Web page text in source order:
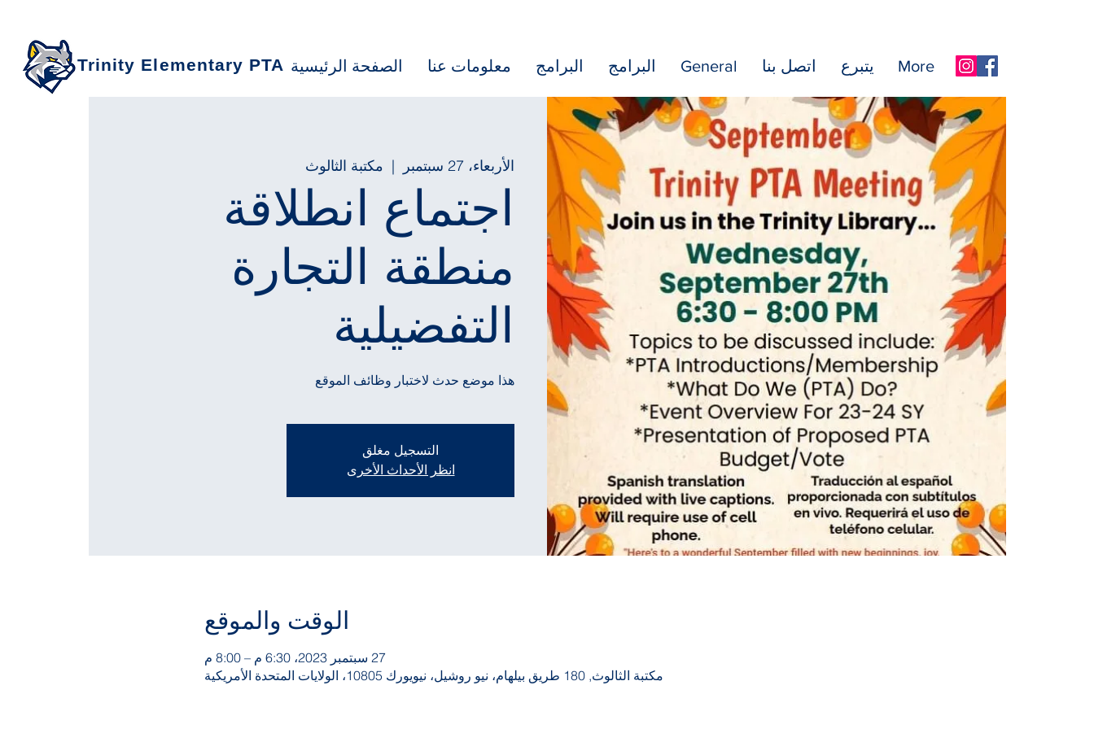
Trinity Elementary PTA الصفحة الرئيسية معلومات عنا البرامج البرامج General اتصل بنا يتبرع More
الأربعاء، 27 سبتمبر
  |
مكتبة الثالوث
اجتماع انطلاقة
منطقة التجارة
التفضيلية
هذا موضع حدث لاختبار وظائف الموقع
التسجيل مغلق
انظر الأحداث الأخرى
الوقت والموقع
27 سبتمبر 2023، 6:30 م – 8:00 م
مكتبة الثالوث, 180 طريق بيلهام، نيو روشيل، نيويورك 10805، الولايات المتحدة الأمريكية